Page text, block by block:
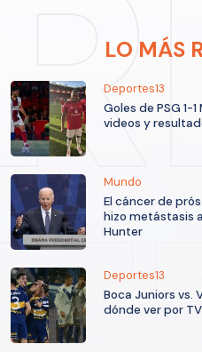
LO MÁS
Deportes13
Goles de PSG 1-
videos y
Mundo
El cáncer de
hizo metástasis
Hunter
Deportes13
Boca Juniors vs.
dónde ver por TV